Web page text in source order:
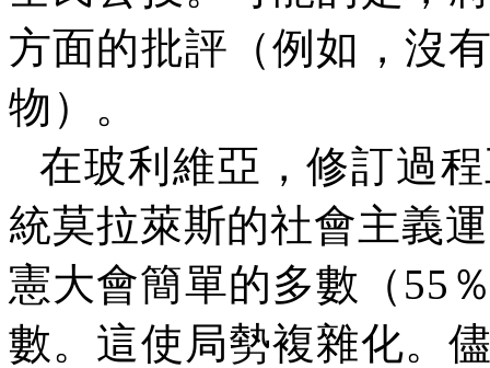
方面的批評（例如，沒
物）。
在玻利維亞，修訂過
統莫拉萊斯的社會主義
憲大會簡單的多數（ 55
數。這使局勢複雜化。